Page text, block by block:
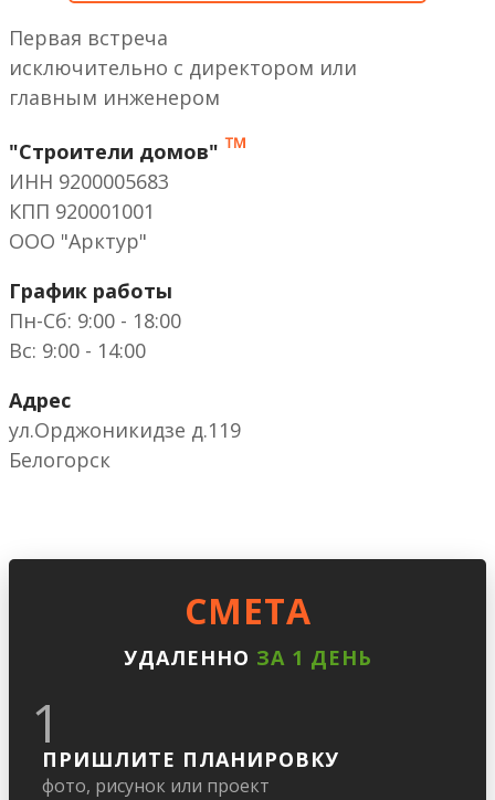
Первая встреча
исключительно с директором или
главным инженером
"Строители домов" ™
ИНН 9200005683
КПП 920001001
ООО "Арктур"
График работы
Пн-Сб: 9:00 - 18:00
Вс: 9:00 - 14:00
Адрес
ул.Орджоникидзе д.119
Белогорск
CМЕТА
УДАЛЕННО ЗА 1 ДЕНЬ
1
ПРИШЛИТЕ ПЛАНИРОВКУ
фото, рисунок или проект